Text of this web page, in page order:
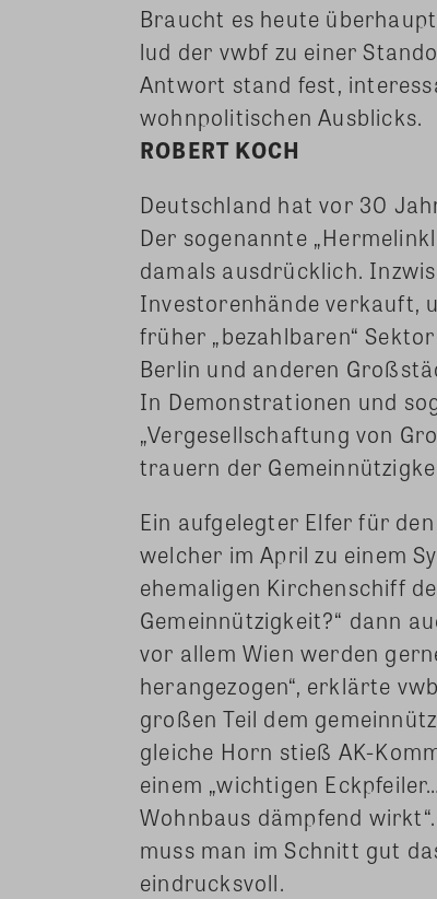
Braucht es heute
lud der vwbf zu einer
Antwort stand fest,
wohnpolitischen Ausblicks.
ROBERT KOCH
Deutschland hat vor 30
Der sogenannte
damals ausdrücklich.
Investorenhände verkauft,
früher „bezahlbaren“
Berlin und anderen
In Demonstrationen und
„Vergesellschaftung von
trauern der
Ein aufgelegter Elfer für
welcher im April zu einem
ehemaligen Kirchenschiff
Gemeinnützigkeit?“ dann
vor allem Wien werden
herangezogen“, erklärte
großen Teil dem
gleiche Horn stieß AK-
einem „wichtigen
Wohnbaus dämpfend
muss man im Schnitt gut
eindrucksvoll.